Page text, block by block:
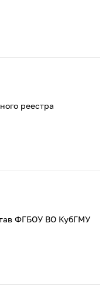
реестра
ФГБОУ ВО КубГМУ